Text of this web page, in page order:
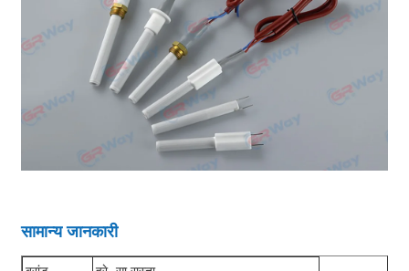
सामान्य जानकारी